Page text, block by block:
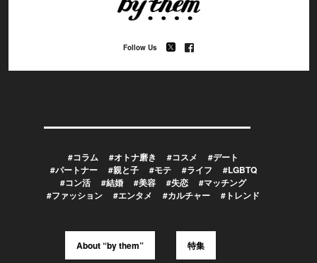
Follow Us
#コラム #オトナ磨き #コスメ
#デート
#パートナー
#親と子 #モテ #ライフ
#LGBTQ
#コン活
#結婚 #美容 #失恋
#マッチング
#ファッション
#エンタメ #カルチャー #トレンド
About “by them” 特集